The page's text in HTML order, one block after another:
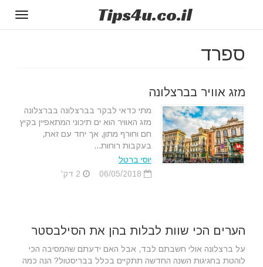
Tips4u.co.il
ספרד
מזג אוויר בברצלונה
מתי כדאי לבקר בברצלונה בברצלונה
מזג האוויר הוא ים תיכוני המתאפיין בקיץ
חם וחורף מתון, אך יחד עם זאת,
בעקבות רוחות...
יוסי ברטל
הערים הכי שוות לבלות בהן את הסילבסטר
על ברצלונה אולי חשבתם לבד, אבל האם ידעתם שהמסיבה הכי
לוהטת בחגיגות השנה החדשה תתקיים בכלל בבריסטול? הנה כמה